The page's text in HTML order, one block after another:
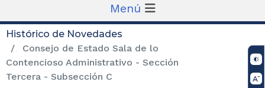
Menú
Histórico de Novedades
Consejo de Estado Sala de lo
Contencioso Administrativo - Sección
Tercera - Subsección C